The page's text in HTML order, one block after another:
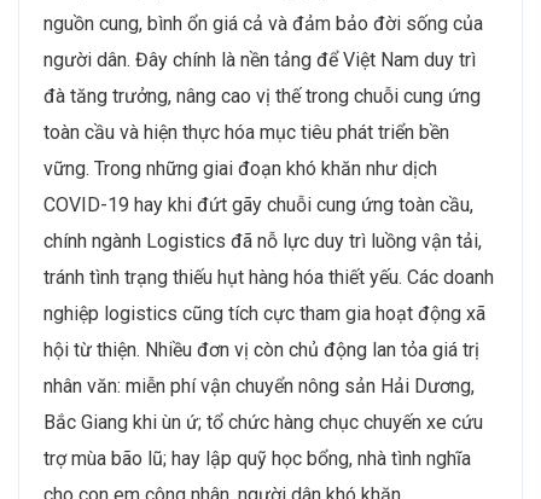
nguồn cung, bình ổn giá cả và đảm bảo đời sống của
người dân. Đây chính là nền tảng để Việt Nam duy trì
đà tăng trưởng, nâng cao vị thế trong chuỗi cung ứng
toàn cầu và hiện thực hóa mục tiêu phát triển bền
vững. Trong những giai đoạn khó khăn như dịch
COVID-19 hay khi đứt gãy chuỗi cung ứng toàn cầu,
chính ngành Logistics đã nỗ lực duy trì luồng vận tải,
tránh tình trạng thiếu hụt hàng hóa thiết yếu. Các doanh
nghiệp logistics cũng tích cực tham gia hoạt động xã
hội từ thiện. Nhiều đơn vị còn chủ động lan tỏa giá trị
nhân văn: miễn phí vận chuyển nông sản Hải Dương,
Bắc Giang khi ùn ứ; tổ chức hàng chục chuyến xe cứu
trợ mùa bão lũ; hay lập quỹ học bổng, nhà tình nghĩa
cho con em công nhân, người dân khó khăn.